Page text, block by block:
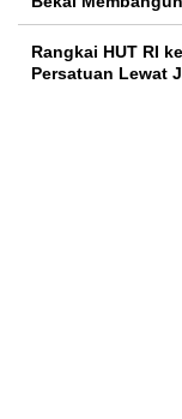
Rangkai HUT RI
Persatuan Lewat